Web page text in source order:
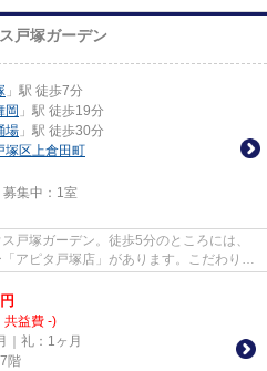
戸塚ガーデン
」駅 徒歩7分
岡 」駅 徒歩19分
場 」駅 徒歩30分
塚区上倉田町
集中： 1室
戸塚ガーデン。徒歩5分のところには、
アピタ戸塚店」があります。こだわりの
円
共益費 -)
｜礼：1ヶ月
階